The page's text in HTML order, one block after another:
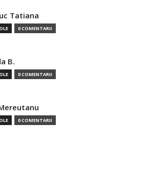
Tatiana
0 COMENTARII
B.
0 COMENTARII
0 COMENTARII